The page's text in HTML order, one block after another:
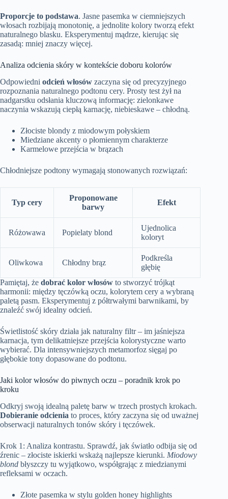
Proporcje to podstawa. Jasne pasemka w ciemniejszych
włosach rozbijają monotonię, a jednolite kolory tworzą efekt
naturalnego blasku. Eksperymentuj mądrze, kierując się
zasadą: mniej znaczy więcej.
Analiza odcienia skóry w kontekście doboru kolorów
Odpowiedni odcień włosów zaczyna się od precyzyjnego
rozpoznania naturalnego podtonu cery. Prosty test żył na
nadgarstku odsłania kluczową informację: zielonkawe
naczynia wskazują ciepłą karnację, niebieskawe – chłodną.
Złociste blondy z miodowym połyskiem
Miedziane akcenty o płomiennym charakterze
Karmelowe przejścia w brązach
Chłodniejsze podtony wymagają stonowanych rozwiązań:
Typ cery
Proponowane
barwy
Efekt
Różowawa Popielaty blond
Ujednolica
koloryt
Oliwkowa Chłodny brąz
Podkreśla
głębię
Pamiętaj, że dobrać kolor włosów to stworzyć trójkąt
harmonii: między tęczówką oczu, kolorytem cery a wybraną
paletą pasm. Eksperymentuj z półtrwałymi barwnikami, by
znaleźć swój idealny odcień.
Świetlistość skóry działa jak naturalny filtr – im jaśniejsza
karnacja, tym delikatniejsze przejścia kolorystyczne warto
wybierać. Dla intensywniejszych metamorfoz sięgaj po
głębokie tony dopasowane do podtonu.
Jaki kolor włosów do piwnych oczu – poradnik krok po
kroku
Odkryj swoją idealną paletę barw w trzech prostych krokach.
Dobieranie odcienia to proces, który zaczyna się od uważnej
obserwacji naturalnych tonów skóry i tęczówek.
Krok 1: Analiza kontrastu. Sprawdź, jak światło odbija się od
źrenic – złociste iskierki wskażą najlepsze kierunki. Miodowy
blond błyszczy tu wyjątkowo, współgrając z miedzianymi
refleksami w oczach.
Złote pasemka w stylu golden honey highlights